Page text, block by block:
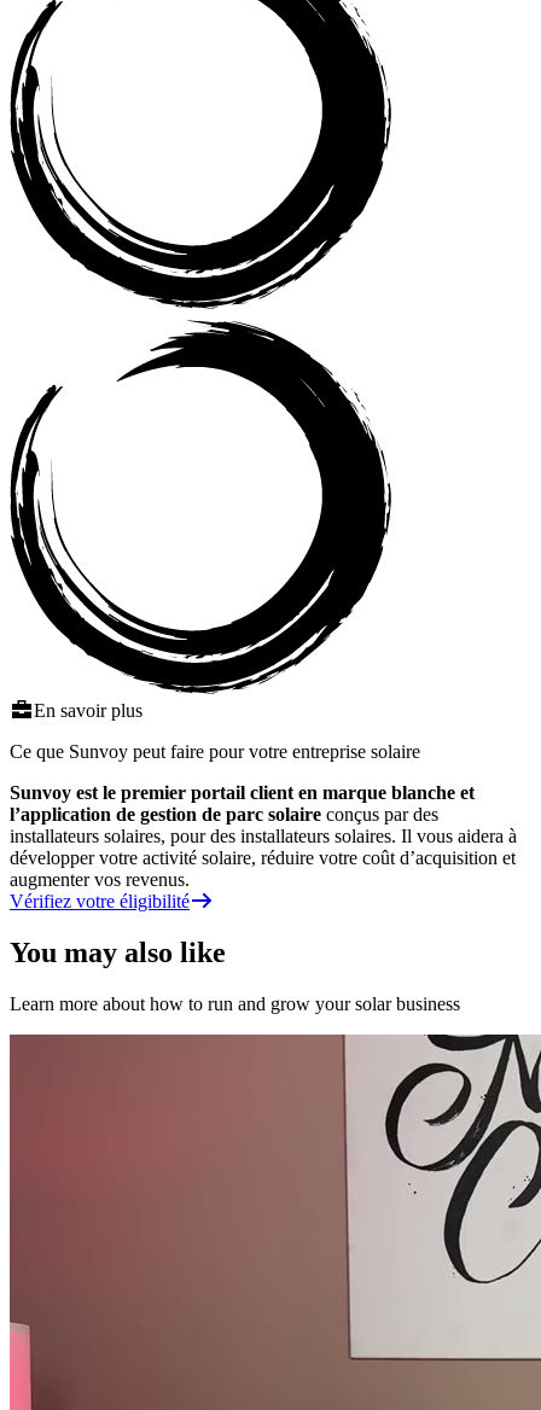
En savoir plus
Ce que Sunvoy peut faire pour votre entreprise solaire
Sunvoy est le premier portail client en marque blanche et
l’application de gestion de parc solaire conçus par des
installateurs solaires, pour des installateurs solaires. Il vous aidera à
développer votre activité solaire, réduire votre coût d’acquisition et
augmenter vos revenus.
Vérifiez votre éligibilité
You may also like
Learn more about how to run and grow your solar business